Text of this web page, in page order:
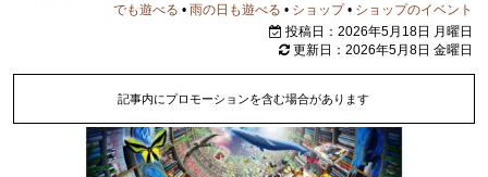
でも遊べる •雨の日も遊べる • ショップ• ショップのイベント
投稿日：2026年5月18日 月曜日
更新日：2026年5月8日 金曜日
記事内にプロモーションを含む場合があります